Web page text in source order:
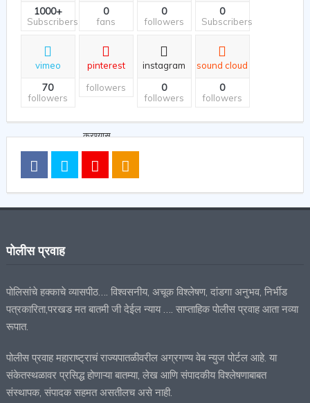
1000+
Subscribers
0
fans
0
followers
0
Subscribers
vimeo
70
followers
pinterest
followers
instagram
0
followers
sound cloud
0
followers
पोलीस प्रवाह
पोलिसांचे हक्काचे व्यासपीठ…. विश्वसनीय, अचूक विश्लेषण, दांडगा अनुभव, निर्भीड
पत्रकारिता,परखड मत बातमी जी देईल न्याय …. साप्ताहिक पोलीस प्रवाह आता नव्या
रूपात.
पोलीस प्रवाह महाराष्ट्राचं राज्यपातळीवरील अग्रगण्य वेब न्युज पोर्टल आहे. या
संकेतस्थळावर प्रसिद्ध होणाऱ्या बातम्या, लेख आणि संपादकीय विश्लेषणाबाबत
संस्थापक, संपादक सहमत असतीलच असे नाही.